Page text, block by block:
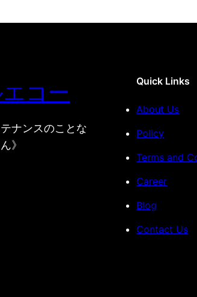
コー
ナンスのことな
》
Quick Links
About Us
Policy
Terms and
Career
Blog
Contact Us